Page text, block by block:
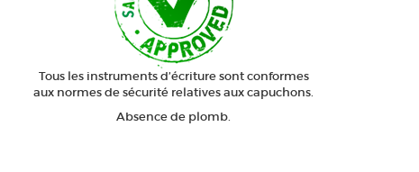
Tous les instruments d’écriture sont conformes
aux normes de sécurité relatives aux capuchons.
Absence de plomb.